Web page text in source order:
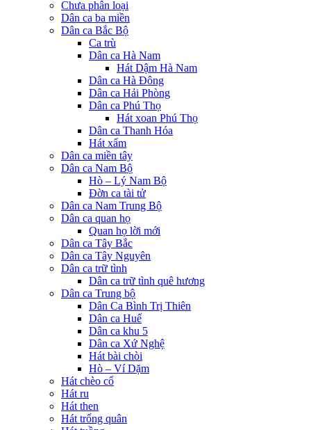
Chưa phân loại
Dân ca ba miền
Dân ca Bắc Bộ
Ca trù
Dân ca Hà Nam
Hát Dậm Hà Nam
Dân ca Hà Đông
Dân ca Hải Phòng
Dân ca Phú Thọ
Hát xoan Phú Thọ
Dân ca Thanh Hóa
Hát xẩm
Dân ca miền tây
Dân ca Nam Bộ
Hò – Lý Nam Bộ
Đờn ca tài tử
Dân ca Nam Trung Bộ
Dân ca quan họ
Quan họ lời mới
Dân ca Tây Bắc
Dân ca Tây Nguyên
Dân ca trữ tình
Dân ca trữ tình quê hương
Dân ca Trung bộ
Dân Ca Bình Trị Thiên
Dân ca Huế
Dân ca khu 5
Dân ca Xứ Nghệ
Hát bài chòi
Hò – Ví Dặm
Hát chèo cổ
Hát ru
Hát then
Hát trống quân